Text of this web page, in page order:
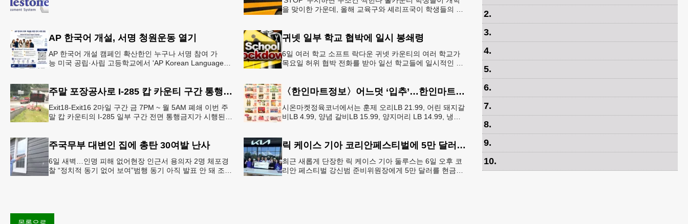
을 맞이한 가운데, 올해 교육구와 셰리프국이 학생들의 안
AP 한국어 개설, 서명 청원운동 열기
AP 한국어 개설 캠페인 확산한인 누구나 서명 참여 가
능 미국 공립·사립 고등학교에서 'AP Korean Language
귀넷 일부 학교 협박에 일시 봉쇄령
6일 여러 학교 소프트 락다운 귀넷 카운티의 여러 학교가
목요일 허위 협박 전화를 받아 일선 학교들에 일시적인 봉
주말 포장공사로 I-285 캅 카운티 구간 통행금지
Exit18-Exit16 2마일 구간 금 7PM ~ 월 5AM 폐쇄 이번 주
말 캅 카운티의 I-285 일부 구간 전면 통행금지가 시행된
〈한인마트정보〉어느덧 ‘입추’…한인마트 먹거리로 가족 입맛 챙기기
시온마켓정육코너에서는 훈제 오리LB 21.99, 어린 돼지갈
비LB 4.99, 양념 갈비LB 15.99, 양지머리 LB 14.99, 냉장
주국무부 대변인 집에 총탄 30여발 난사
6일 새벽…인명 피해 없어현장 인근서 용의자 2명 체포경
찰 “정치적 동기 없어 보여”범행 동기 아직 발표 안 돼 조지
릭 케이스 기아 코리안페스티벌에 5만 달러 후원
최근 새롭게 단장한 릭 케이스 기아 둘루스는 6일 오후 코
리안 페스티벌 강신범 준비위원장에게 5만 달러를 현금으
목록으로
2.
3.
4.
5.
6.
7.
8.
9.
10.